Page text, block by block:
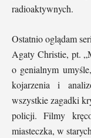
radioaktywnych.
Ostatnio oglądam
Agaty Christie, pt.
o genialnym
kojarzenia i
wszystkie zagadki
policji. Filmy
miasteczka, w